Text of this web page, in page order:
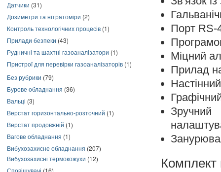
Датчики (31)
Дозиметри та нітратоміри (2)
Контроль технологічних процесів (1)
Прилади безпеки (43)
Рудничні та шахтні газоаналізатори (1)
Пристрої для перевірки газоаналізаторів (1)
Без рубрики (79)
Бурове обладнання (36)
Вальці (3)
Верстат горизонтально-розточний (1)
Верстат продовжній (1)
Вагове обладнання (1)
Вибухозахисне обладнання (207)
Вибухозахисні термокожухи (12)
Сповіщувачі (16)
Порт RS-
Міцний
Прилад
Комплект